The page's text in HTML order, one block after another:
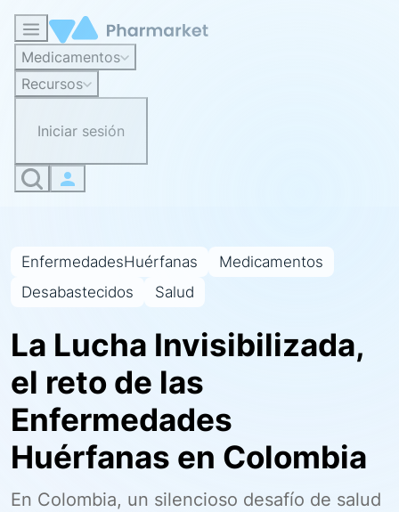
Medicamentos
Recursos
Iniciar sesión
EnfermedadesHuérfanas
Medicamentos
Desabastecidos
Salud
La Lucha Invisibilizada,
el reto de las
Enfermedades
Huérfanas en Colombia
En Colombia, un silencioso desafío de salud